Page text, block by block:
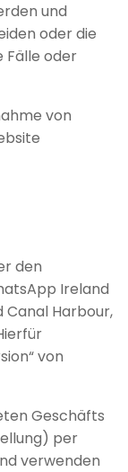
und
oder die
Fälle oder
von
den
Ireland
Canal Harbour,
von
Geschäfts
per
verwenden